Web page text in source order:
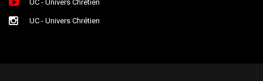
UC - Univers Chrétien
UC - Univers Chrétien